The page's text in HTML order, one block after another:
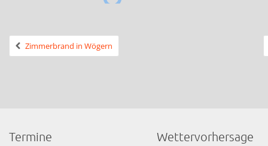
Zimmerbrand in Wögern
Termine Wettervorhersage